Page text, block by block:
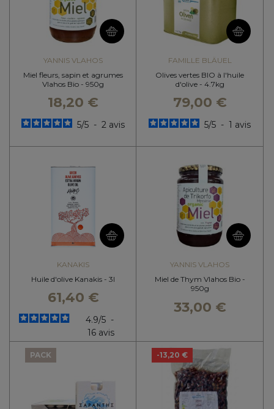
YANNIS VLAHOS
Miel fleurs, sapin et agrumes
Vlahos Bio - 950g
18,20 €
5/5 - 2 avis
FAMILLE BLÄUEL
Olives vertes BIO à l'huile
d'olive - 4.7kg
79,00 €
5/5 - 1 avis
KANAKIS
Huile d'olive Kanakis - 3l
61,40 €
4.9/5 -
16 avis
YANNIS VLAHOS
Miel de Thym Vlahos Bio -
950g
33,00 €
PACK -13,20 €